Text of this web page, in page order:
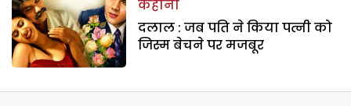
कहानी
दलाल : जब पति ने किया पत्नी को
जिस्म बेचने पर मजबूर